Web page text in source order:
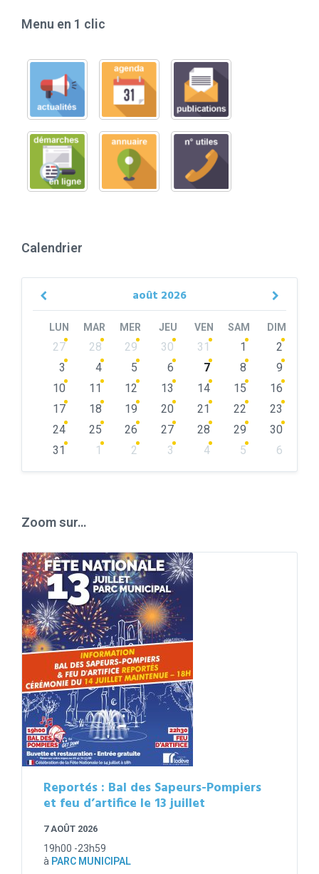
Menu en 1 clic
Calendrier
août 2026
Previous
LUN MAR MER JEU VEN SAM DIM
Skip
calendar
27 28 29 30 31 1
2
3
4 5 6 7 8
9
10
11 12 13 14 15
16
17
18 19 20 21 22
23
24
25 26 27 28 29
30
31
1 2 3 4 5
6
Zoom sur…
Reportés : Bal des Sapeurs-Pompiers
et feu d’artifice le 13 juillet
7 AOÛT 2026
19h00 -23h59
à PARC MUNICIPAL